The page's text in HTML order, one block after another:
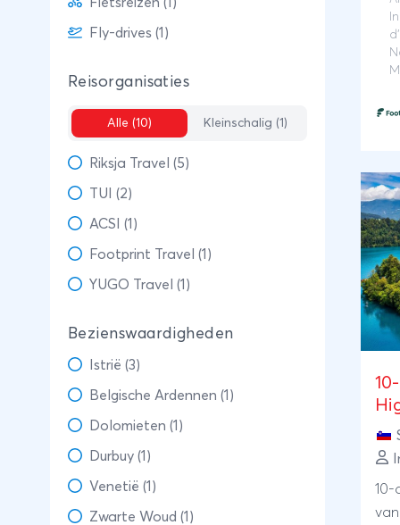
Fly-drives (1)
Reisorganisaties
Alle (10) Kleinschalig (1)
Riksja Travel (5)
TUI (2)
ACSI (1)
Footprint Travel (1)
YUGO Travel (1)
Bezienswaardigheden
Istrië (3)
Belgische Ardennen (1)
Dolomieten (1)
Durbuy (1)
Venetië (1)
Zwarte Woud (1)
je
de
10-